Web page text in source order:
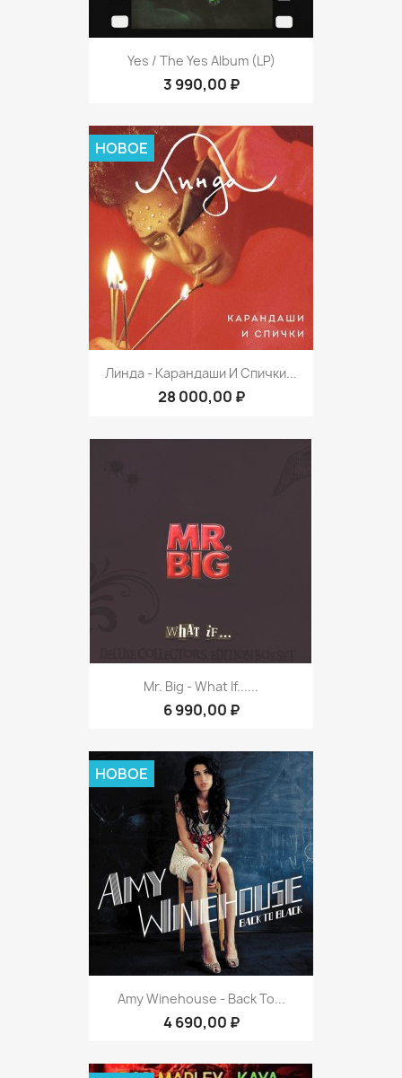
Yes / The Yes Album (LP)
3 990,00 ₽
Линда - Карандаши И Спички...
28 000,00 ₽
НОВОЕ
Mr. Big - What If......
6 990,00 ₽
Amy Winehouse - Back To...
4 690,00 ₽
НОВОЕ